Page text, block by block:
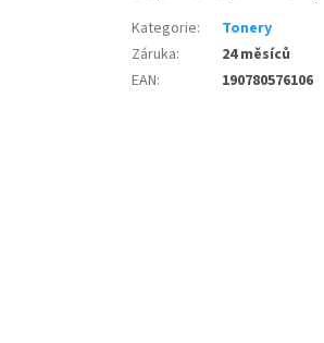
Kategorie:
Tonery
Záruka:
24 měsíců
EAN: 190780576106